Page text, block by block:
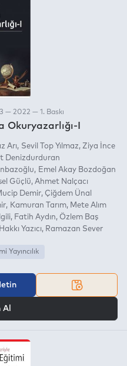
— 2022 — 1. Baskı
I
Arı Sevil Top Yılmaz Ziya İnce
Denizdurduran
Emel Akay Bozdoğan
Güçlü Ahmet Nalçacı
Demir Çiğdem Ünal
Kamuran Tarım
Mete Alım
Fatih Aydın
Özlem Baş
Hakkı Yazıcı Ramazan Sever
Yayıncılık
Al